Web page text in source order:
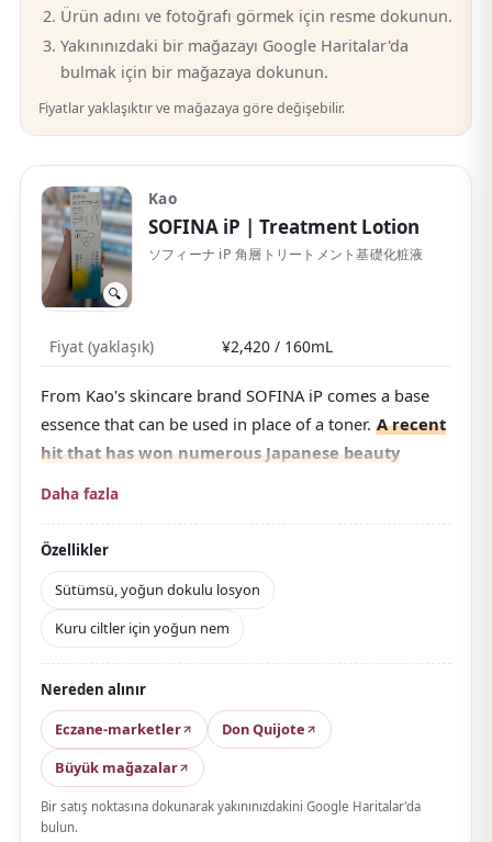
Ürün adını ve fotoğrafı görmek için resme dokunun.
Yakınınızdaki bir mağazayı Google Haritalar'da
bulmak için bir mağazaya dokunun.
Fiyatlar yaklaşıktır ve mağazaya göre değişebilir.
🔍
Kao
SOFINA iP | Treatment Lotion
ソフィーナ iP 角層トリートメント基礎化粧液
Fiyat (yaklaşık) ¥2,420 / 160mL
From Kao's skincare brand SOFINA iP comes a base
essence that can be used in place of a toner. A recent
hit that has won numerous Japanese beauty
It combines a unique hydrating ingredient that helps
lock in moisture with ceramide care, helping to
soothe skin that tends to feel dry. The clear floral
scent is also well-regarded.
You can pick between a 160 mL bottle or the 320 mL
BIG size — the larger for personal use, while
regular size is just the right volume for travel or as
a souvenir.
Daha fazla
Özellikler
Sütümsü, yoğun dokulu losyon
Kuru ciltler için yoğun nem
Nereden alınır
Eczane-marketler
Don Quijote
Büyük mağazalar
Bir satış noktasına dokunarak yakınınızdakini Google Haritalar'da
bulun.